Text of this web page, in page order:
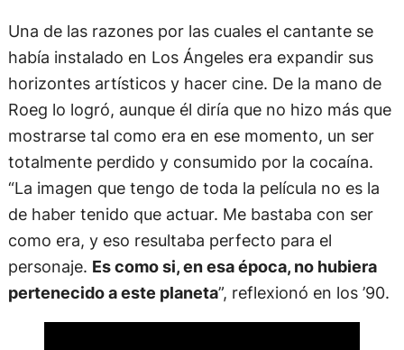
Una de las razones por las cuales el cantante se
había instalado en Los Ángeles era expandir sus
horizontes artísticos y hacer cine. De la mano de
Roeg lo logró, aunque él diría que no hizo más que
mostrarse tal como era en ese momento, un ser
totalmente perdido y consumido por la cocaína.
“La imagen que tengo de toda la película no es la
de haber tenido que actuar. Me bastaba con ser
como era, y eso resultaba perfecto para el
personaje. Es como si, en esa época, no hubiera
pertenecido a este planeta”, reflexionó en los ’90.